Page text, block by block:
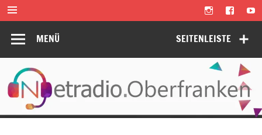
Zum
Inhalt
springen
SEITENLEISTE
MENÜ